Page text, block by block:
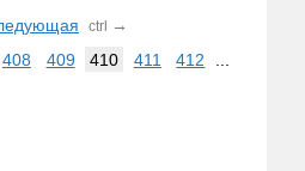
ctrl →
408 409 410 411 412